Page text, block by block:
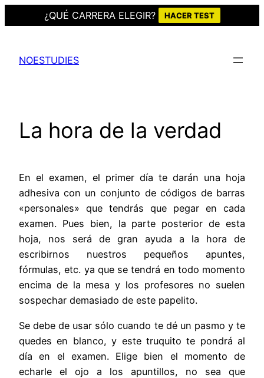
¿QUÉ CARRERA ELEGIR? HACER TEST
contenido
NOESTUDIES
La hora de la verdad
En el examen, el primer día te darán una hoja
adhesiva con un conjunto de códigos de barras
«personales» que tendrás que pegar en cada
examen. Pues bien, la parte posterior de esta
hoja, nos será de gran ayuda a la hora de
escribirnos nuestros pequeños apuntes,
fórmulas, etc. ya que se tendrá en todo momento
encima de la mesa y los profesores no suelen
sospechar demasiado de este papelito.
Se debe de usar sólo cuando te dé un pasmo y te
quedes en blanco, y este truquito te pondrá al
día en el examen. Elige bien el momento de
echarle el ojo a los apuntillos, no sea que